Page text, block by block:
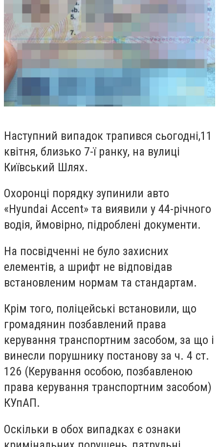
Наступний випадок трапився сьогодні,11
квітня, близько 7-ї ранку, на вулиці
Київський Шлях.
Охоронці порядку зупинили авто
«Hyundai Accent» та виявили у 44-річного
водія, ймовірно, підроблені документи.
На посвідченні не було захисних
елементів, а шрифт не відповідав
встановленим нормам та стандартам.
Крім того, поліцейські встановили, що
громадянин позбавлений права
керування транспортним засобом, за що і
винесли порушнику постанову за ч. 4 ст.
126 (Керування особою, позбавленою
права керування транспортним засобом)
КУпАП.
Оскільки в обох випадках є ознаки